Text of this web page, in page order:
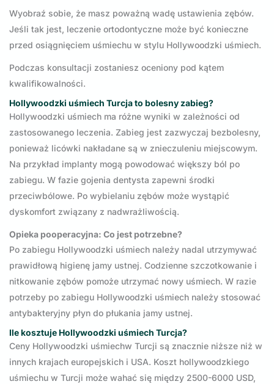
Wyobraź sobie, że masz poważną wadę ustawienia zębów.
Jeśli tak jest, leczenie ortodontyczne może być konieczne
przed osiągnięciem uśmiechu w stylu Hollywoodzki uśmiech.
Podczas konsultacji zostaniesz oceniony pod kątem
kwalifikowalności.
Hollywoodzki uśmiech Turcja to bolesny zabieg?
Hollywoodzki uśmiech ma różne wyniki w zależności od
zastosowanego leczenia. Zabieg jest zazwyczaj bezbolesny,
ponieważ licówki nakładane są w znieczuleniu miejscowym.
Na przykład implanty mogą powodować większy ból po
zabiegu. W fazie gojenia dentysta zapewni środki
przeciwbólowe. Po wybielaniu zębów może wystąpić
dyskomfort związany z nadwrażliwością.
Opieka pooperacyjna: Co jest potrzebne?
Po zabiegu Hollywoodzki uśmiech należy nadal utrzymywać
prawidłową higienę jamy ustnej. Codzienne szczotkowanie i
nitkowanie zębów pomoże utrzymać nowy uśmiech. W razie
potrzeby po zabiegu Hollywoodzki uśmiech należy stosować
antybakteryjny płyn do płukania jamy ustnej.
Ile kosztuje Hollywoodzki uśmiech Turcja?
Ceny Hollywoodzki uśmiechw Turcji są znacznie niższe niż w
innych krajach europejskich i USA. Koszt hollywoodzkiego
uśmiechu w Turcji może wahać się między 2500-6000 USD,